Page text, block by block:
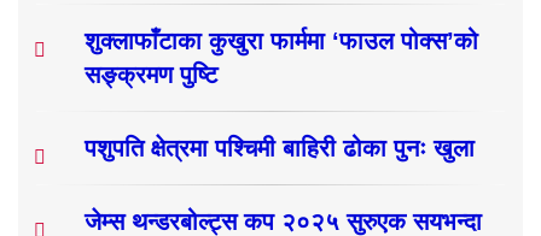
शुक्लाफाँटाका कुखुरा फार्ममा ‘फाउल पोक्स’को
सङ्क्रमण पुष्टि
पशुपति क्षेत्रमा पश्चिमी बाहिरी ढोका पुनः खुला
जेम्स थन्डरबोल्ट्स कप २०२५ सुरुएक सयभन्दा